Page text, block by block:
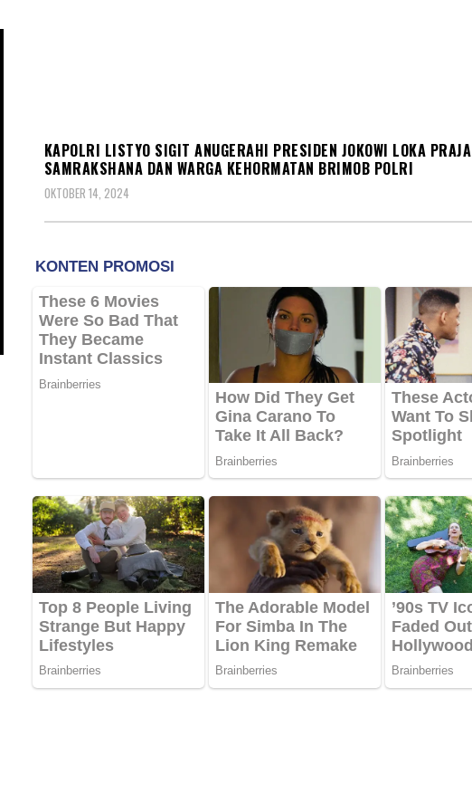
KAPOLRI LISTYO SIGIT ANUGERAHI PRESIDEN JOKOWI LOKA PRAJA
SAMRAKSHANA DAN WARGA KEHORMATAN BRIMOB POLRI
OKTOBER 14, 2024